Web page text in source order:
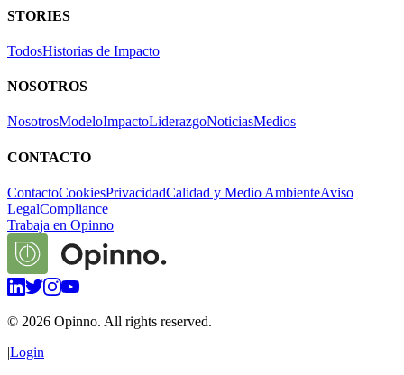
STORIES
TodosHistorias de Impacto
NOSOTROS
NosotrosModeloImpactoLiderazgoNoticiasMedios
CONTACTO
ContactoCookiesPrivacidadCalidad y Medio AmbienteAviso
LegalCompliance
Trabaja en Opinno
© 2026 Opinno. All rights reserved.
|Login